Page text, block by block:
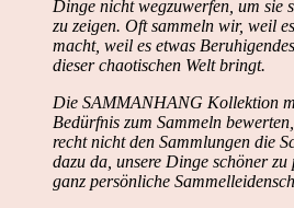
Dinge nicht wegzuwerfen, um sie
zu zeigen. Oft sammeln wir, weil
macht, weil es etwas
dieser chaotischen Welt bringt.
Die SAMMANHANG Kollektion
Bedürfnis zum Sammeln
recht nicht den Sammlungen die
dazu da, unsere Dinge schöner
ganz persönliche